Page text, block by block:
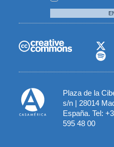
Plaza de la
s/n | 28014
España. Tel:
595 48 00